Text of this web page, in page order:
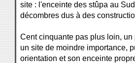
site : l'enceinte des stûpa au
décombres dus à des
Cent cinquante pas plus loin,
un site de moindre importance,
orientation et son enceinte